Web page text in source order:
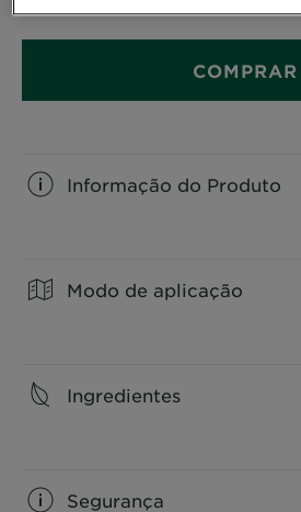
COMPRAR
Informação do Produto
Modo de aplicação
Ingredientes
Segurança